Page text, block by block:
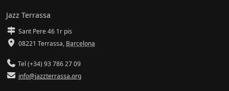
Jazz Terrassa
Sant Pere 46 1r pis
08221 Terrassa, Barcelona
Tel (+34) 93 786 27 09
info@jazzterrassa.org